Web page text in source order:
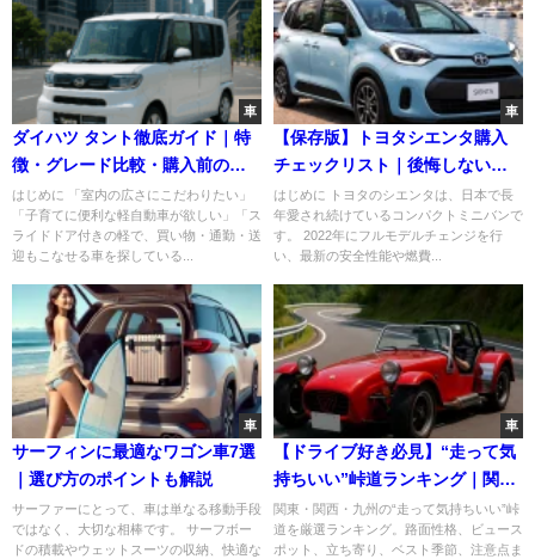
車
ダイハツ タント徹底ガイド｜特
徴・グレード比較・購入前の注
意点・おすすめカスタムまで完
全網羅！
はじめに 「室内の広さにこだわりたい」
「子育てに便利な軽自動車が欲しい」「ス
ライドドア付きの軽で、買い物・通勤・送
迎もこなせる車を探している...
車
【保存版】トヨタシエンタ購入
チェックリスト｜後悔しないた
めに
はじめに トヨタのシエンタは、日本で長
年愛され続けているコンパクトミニバンで
す。 2022年にフルモデルチェンジを行
い、最新の安全性能や燃費...
車
サーフィンに最適なワゴン車7選
｜選び方のポイントも解説
サーファーにとって、車は単なる移動手段
ではなく、大切な相棒です。 サーフボー
ドの積載やウェットスーツの収納、快適な
車
【ドライブ好き必見】“走って気
持ちいい”峠道ランキング｜関
東・関西・九州編
関東・関西・九州の“走って気持ちいい”峠
道を厳選ランキング。路面性格、ビュース
ポット、立ち寄り、ベスト季節、注意点ま